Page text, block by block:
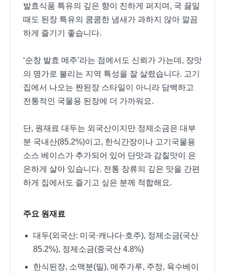
발효식품 특유의 깊은 향이 진하게 퍼지며, 국 끓일
때도 된장 특유의 쿰쿰한 냄새가 과하지 않아 깔끔
하게 즐기기 좋습니다.
‘순창 발효 메주’라는 점에서도 신뢰가 가는데, 장맛
의 명가로 불리는 지역 특성을 잘 살렸습니다. 고기
집에서 나오는 짠된장 스타일이 아니라 담백하고
전통적인 국물용 된장에 더 가까워요.
단, 원재료 대두는 외국산이지만 정제소금은 대부
분 국내산(85.2%)이고, 한식간장이나 고기국물용
소스 베이스가 추가되어 있어 단맛과 감칠맛이 은
은하게 살아 있습니다. 전통 장류의 깊은 맛을 간편
하게 집에서도 즐기고 싶은 분께 적합해요.
주요 원재료
대두(외국산: 미국·캐나다·호주), 정제소금(국산
85.2%), 정제소금(중국산 4.8%)
한식된장, 소맥분(밀), 메주가루, 주정, 육수베이